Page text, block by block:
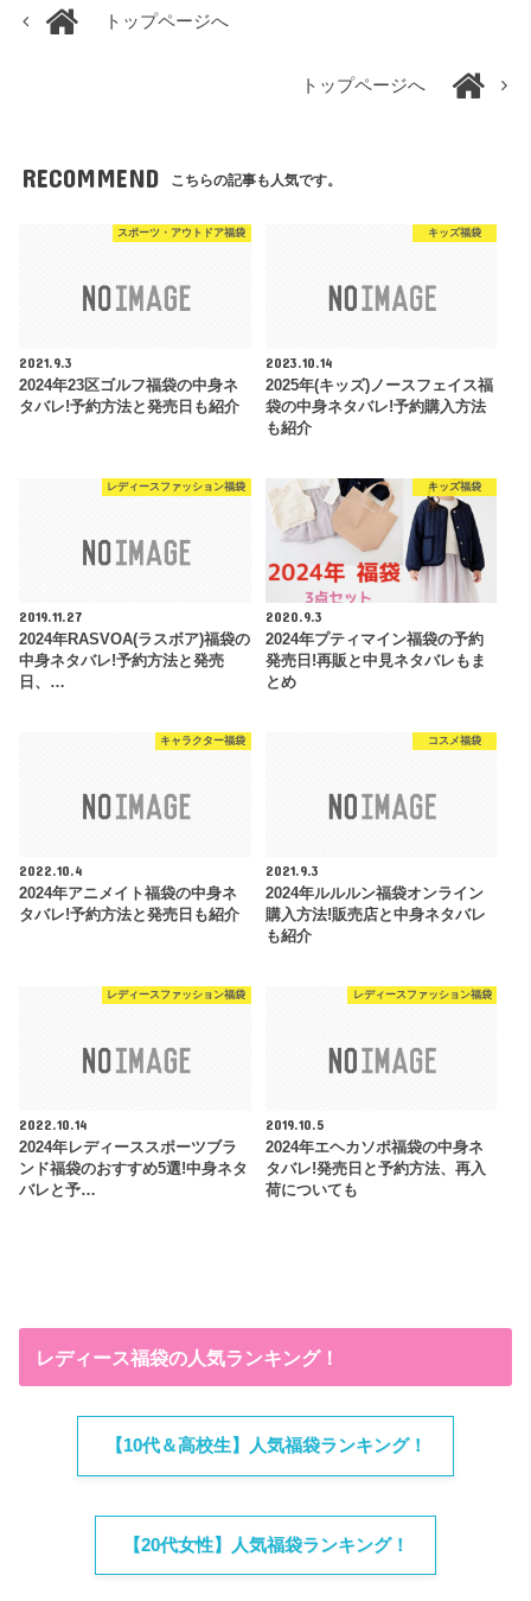
トップページへ
トップページへ
RECOMMEND こちらの記事も人気です。
スポーツ・アウトドア福袋
2021.9.3
2024年23区ゴルフ福袋の中身ネ
タバレ!予約方法と発売日も紹介
キッズ福袋
2023.10.14
2025年(キッズ)ノースフェイス福
袋の中身ネタバレ!予約購入方法
も紹介
レディースファッション福袋
2019.11.27
2024年RASVOA(ラスボア)福袋の
中身ネタバレ!予約方法と発売
日、…
キッズ福袋
2020.9.3
2024年プティマイン福袋の予約
発売日!再販と中見ネタバレもま
とめ
キャラクター福袋
2022.10.4
2024年アニメイト福袋の中身ネ
タバレ!予約方法と発売日も紹介
コスメ福袋
2021.9.3
2024年ルルルン福袋オンライン
購入方法!販売店と中身ネタバレ
も紹介
レディースファッション福袋
2022.10.14
2024年レディーススポーツブラ
ンド福袋のおすすめ5選!中身ネタ
バレと予…
レディースファッション福袋
2019.10.5
2024年エヘカソポ福袋の中身ネ
タバレ!発売日と予約方法、再入
荷についても
レディース福袋の人気ランキング！
【10代＆高校生】人気福袋ランキング！
【20代女性】人気福袋ランキング！